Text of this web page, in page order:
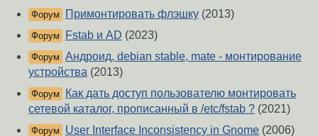
Форум Примонтировать флэшку (2013)
Форум Fstab и AD (2023)
Форум Андроид, debian stable, mate - монтирование
устройства (2013)
Форум
Как дать доступ пользователю монтировать
сетевой каталог, прописанный в /etc/fstab ? (2021)
Форум User Interface Inconsistency in Gnome (2006)